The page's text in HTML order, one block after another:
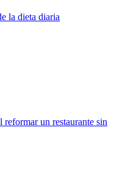
la dieta diaria
un restaurante sin